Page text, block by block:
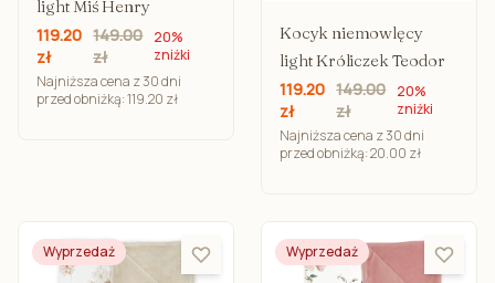
light Miś Henry
119.20
zł
149.00
zł
20%
zniżki
Najniższa cena z 30 dni
przed obniżką: 119.20 zł
Kocyk niemowlęcy
light Króliczek Teodor
119.20
zł
149.00
zł
20%
zniżki
Najniższa cena z 30 dni
przed obniżką: 20.00 zł
Wyprzedaż Wyprzedaż